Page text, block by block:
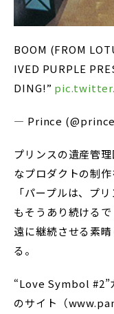
BOOM (FROM
IVED PURPLE
DING!”
— Prince
プリンスの遺産管
なプロダクトの制
「パープルは、プ
もそうあり続ける
遠に継続させる素
る。
“Love Symbol
のサイト（